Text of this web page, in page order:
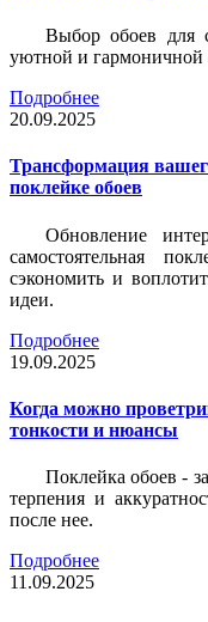
Выбор обоев для
уютной и гармоничной
Подробнее
20.09.2025
Трансформация
поклейке обоев
Обновление
самостоятельная
сэкономить и
идеи.
Подробнее
19.09.2025
Когда можно
тонкости и нюансы
Поклейка обоев -
терпения и
после нее.
Подробнее
11.09.2025